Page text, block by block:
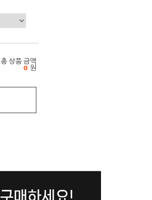
총 상품 금액
0 원